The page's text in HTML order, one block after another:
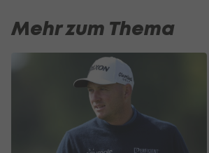
Mehr zum Thema